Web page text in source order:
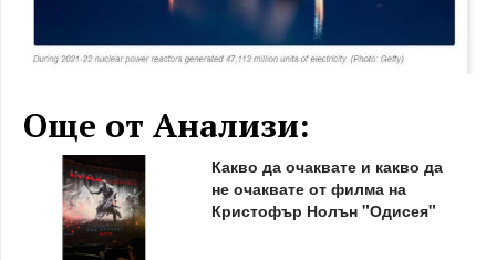
Още от Анализи:
Какво да очаквате и какво да
не очаквате от филма на
Кристофър Нолън "Одисея"